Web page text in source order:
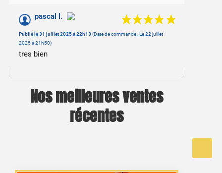
pascal l.
Publié le 31 juillet 2025 à 22h13(Date de commande : Le 22 juillet
2025 à 21h50)
tres bien
Nos meilleures ventes
récentes